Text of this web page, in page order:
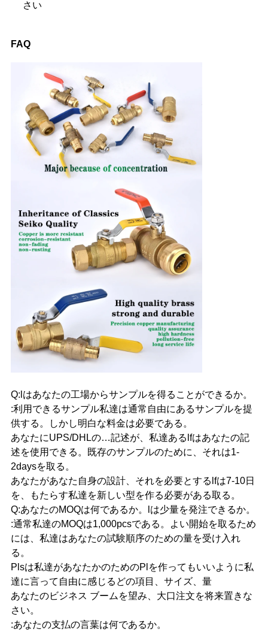
さい
FAQ
Q:lはあなたの工場からサンプルを得ることができるか。
:利用できるサンプル私達は通常自由にあるサンプルを提
供する。しかし明白な料金は必要である。
あなたにUPS/DHLの…記述が、私達あるlfはあなたの記
述を使用できる。既存のサンプルのために、それは1-
2daysを取る。
あなたがあなた自身の設計、それを必要とするlfは7-10日
を、もたらす私達を新しい型を作る必要がある取る。
Q:あなたのMOQは何であるか。lは少量を発注できるか。
:通常私達のMOQは1,000pcsである。よい開始を取るため
には、私達はあなたの試験順序のための量を受け入れ
る。
Plsは私達があなたかのためのPlを作ってもいいように私
達に言って自由に感じるどの項目、サイズ、量
あなたのビジネス ブームを望み、大口注文を将来置きな
さい。
:あなたの支払の言葉は何であるか。